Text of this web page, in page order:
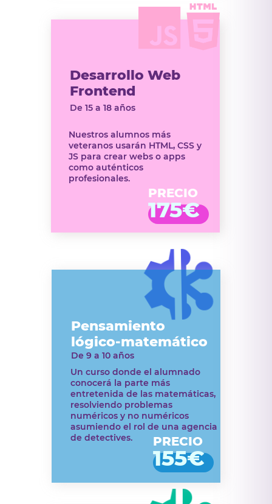
De 9 a 10 años
Un curso donde el alumnado
conocerá la parte más
entretenida de las matemáticas,
resolviendo problemas
numéricos y no numéricos
asumiendo el rol de una agencia
de detectives.
Pensamiento
lógico-matemático
PRECIO
155€
De 15 a 18 años
Desarrollo Web
Frontend
Nuestros alumnos más
veteranos usarán HTML, CSS y
JS para crear webs o apps
como auténticos
profesionales.
PRECIO
175€